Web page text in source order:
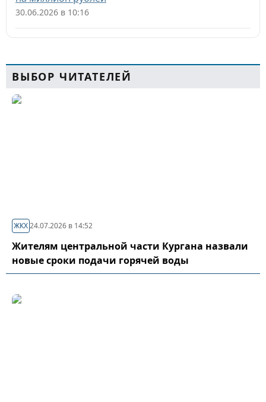
30.06.2026 в 10:16
ВЫБОР ЧИТАТЕЛЕЙ
ЖКХ24.07.2026 в 14:52
Жителям центральной части Кургана назвали
новые сроки подачи горячей воды